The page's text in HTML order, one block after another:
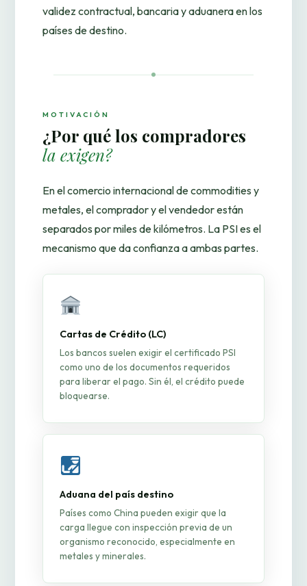
validez contractual, bancaria y aduanera en los
países de destino.
MOTIVACIÓN
¿Por qué los compradores
la exigen?
En el comercio internacional de commodities y
metales, el comprador y el vendedor están
separados por miles de kilómetros. La PSI es el
mecanismo que da confianza a ambas partes.
Cartas de Crédito (LC)
Los bancos suelen exigir el certificado PSI
como uno de los documentos requeridos
para liberar el pago. Sin él, el crédito puede
bloquearse.
Aduana del país destino
Países como China pueden exigir que la
carga llegue con inspección previa de un
organismo reconocido, especialmente en
metales y minerales.